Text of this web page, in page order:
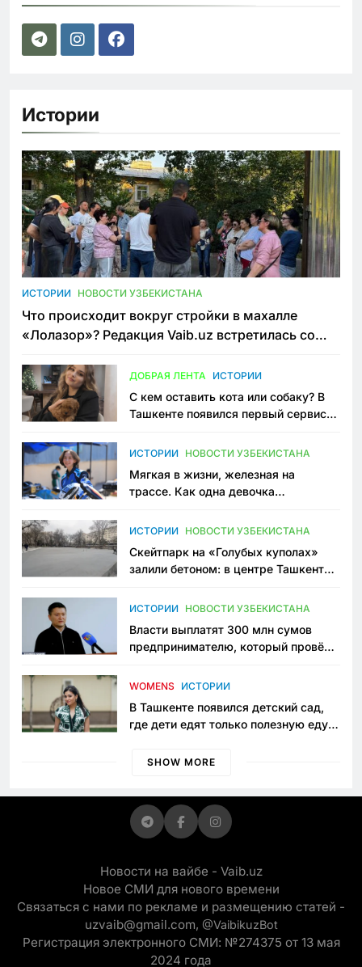
Истории
ИСТОРИИ НОВОСТИ УЗБЕКИСТАНА
Что происходит вокруг стройки в махалле
«Лолазор»? Редакция Vaib.uz встретилась со
ДОБРАЯ ЛЕНТА ИСТОРИИ
С кем оставить кота или собаку? В
Ташкенте появился первый сервис
ИСТОРИИ НОВОСТИ УЗБЕКИСТАНА
Мягкая в жизни, железная на
трассе. Как одна девочка
Узбекистане
ИСТОРИИ НОВОСТИ УЗБЕКИСТАНА
Скейтпарк на «Голубых куполах»
залили бетоном: в центре Ташкента
пространство
ИСТОРИИ НОВОСТИ УЗБЕКИСТАНА
Власти выплатят 300 млн сумов
предпринимателю, который провёл
приговору
WOMENS ИСТОРИИ
В Ташкенте появился детский сад,
где дети едят только полезную еду.
просить «кашу без сахара»
SHOW MORE
Новости на вайбе - Vaib.uz
Новое СМИ для нового времени
Связаться с нами по рекламе и размещению статей -
uzvaib@gmail.com, @VaibikuzBot
Регистрация электронного СМИ: №274375 от 13 мая
2024 года